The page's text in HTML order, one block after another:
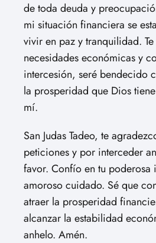
de toda deuda y
mi situación financiera se
vivir en paz y tranquilidad.
necesidades económicas y
intercesión, seré bendecido
la prosperidad que Dios
mí.
San Judas Tadeo, te
peticiones y por interceder
favor. Confío en tu poderosa
amoroso cuidado. Sé que
atraer la prosperidad
alcanzar la estabilidad
anhelo. Amén.